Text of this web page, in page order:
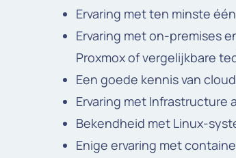
Ervaring met ten minste
Ervaring met on-premises
Proxmox of vergelijkbare
Een goede kennis van
Ervaring met Infrastructure
Bekendheid met Linux-
Enige ervaring met